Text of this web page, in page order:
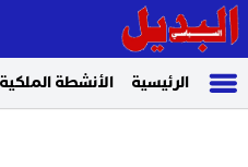
الرئيسية الأنشطة الملكية